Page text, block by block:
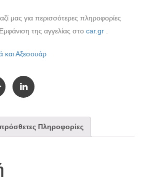
μας για περισσότερες πληροφορίες
της αγγελίας στο car.gr .
και Αξεσουάρ
Πληροφορίες